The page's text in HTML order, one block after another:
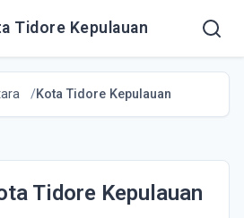
Tidore Kepulauan
Kota Tidore Kepulauan
Tidore Kepulauan